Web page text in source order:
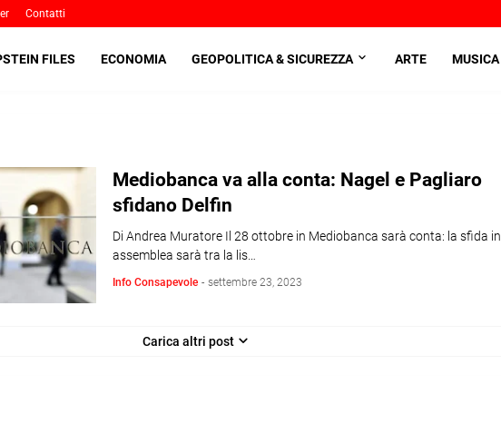
Contatti
FILES ECONOMIA GEOPOLITICA & SICUREZZA ARTE MUSICA
Mediobanca va alla conta: Nagel e Pagliaro
sfidano Delfin
Di Andrea Muratore Il 28 ottobre in Mediobanca sarà conta: la sfida in
assemblea sarà tra la lis…
Info Consapevole - settembre 23, 2023
Carica altri post